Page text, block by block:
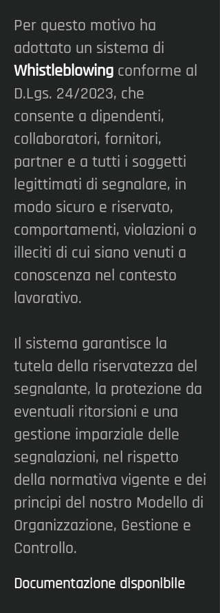
Per questo motivo ha
adottato un sistema di
Whistleblowing conforme al
D.Lgs. 24/2023, che
consente a dipendenti,
collaboratori, fornitori,
partner e a tutti i soggetti
legittimati di segnalare, in
modo sicuro e riservato,
comportamenti, violazioni o
illeciti di cui siano venuti a
conoscenza nel contesto
lavorativo.
Il sistema garantisce la
tutela della riservatezza del
segnalante, la protezione da
eventuali ritorsioni e una
gestione imparziale delle
segnalazioni, nel rispetto
della normativa vigente e dei
principi del nostro Modello di
Organizzazione, Gestione e
Controllo.
Documentazione disponibile